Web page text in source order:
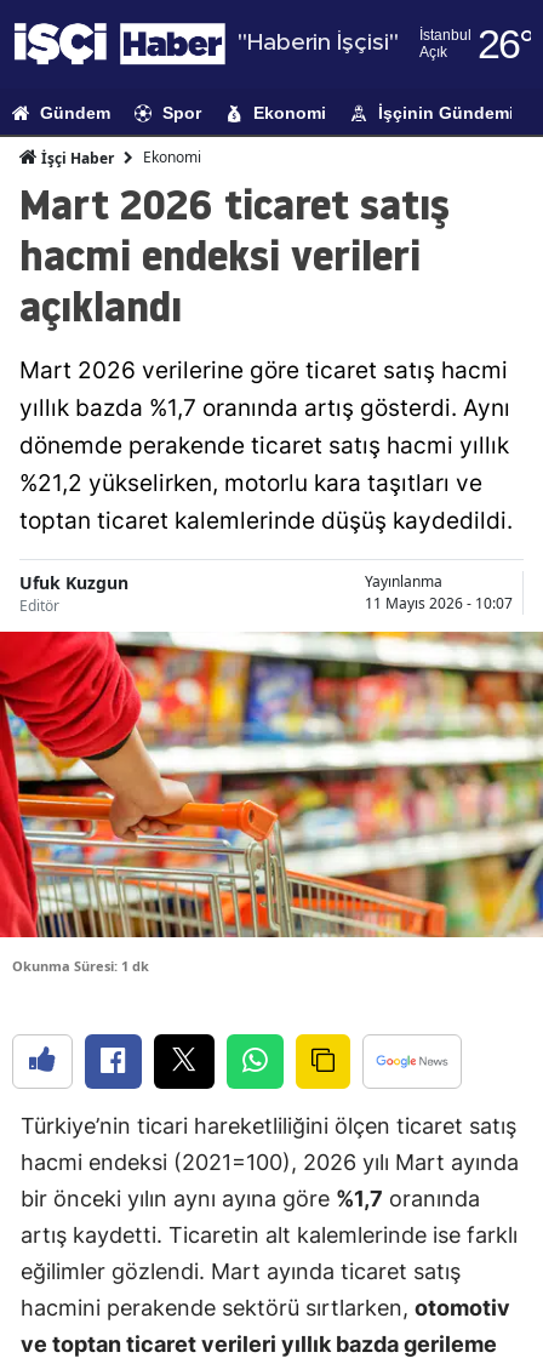
"Haberin İşçisi"
İstanbul
Açık
26°
Adıyaman
Ağrı
Antalya
Artvin
Balıkesir
Bitlis
Bolu
Burdur
Bursa
Çanakkale
Çankırı
Diyarbakır
Edirne
Elazığ
Erzincan
Erzurum
Eskişehir
Gündem Spor Ekonomi İşçinin Gündemi
İşçi Haber Ekonomi
Mart 2026 ticaret satış
hacmi endeksi verileri
açıklandı
Mart 2026 verilerine göre ticaret satış hacmi
yıllık bazda %1,7 oranında artış gösterdi. Aynı
dönemde perakende ticaret satış hacmi yıllık
%21,2 yükselirken, motorlu kara taşıtları ve
toptan ticaret kalemlerinde düşüş kaydedildi.
Ufuk Kuzgun
Editör
Yayınlanma
11 Mayıs 2026 - 10:07
Okunma Süresi: 1 dk
Türkiye’nin ticari hareketliliğini ölçen ticaret satış
hacmi endeksi (2021=100), 2026 yılı Mart ayında
bir önceki yılın aynı ayına göre %1,7 oranında
artış kaydetti. Ticaretin alt kalemlerinde ise farklı
eğilimler gözlendi. Mart ayında ticaret satış
hacmini perakende sektörü sırtlarken, otomotiv
ve toptan ticaret verileri yıllık bazda gerileme